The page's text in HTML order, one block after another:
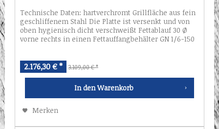
Technische Daten: hartverchromt Grillfläche aus fein
geschliffenem Stahl Die Platte ist versenkt und von
oben hygienisch dicht verschweißt Fettablauf 30 Ø
vorne rechts in einen Fettauffangbehälter GN 1/6-150
2.176,30 € * 3.109,00 € *
In den Warenkorb
Merken